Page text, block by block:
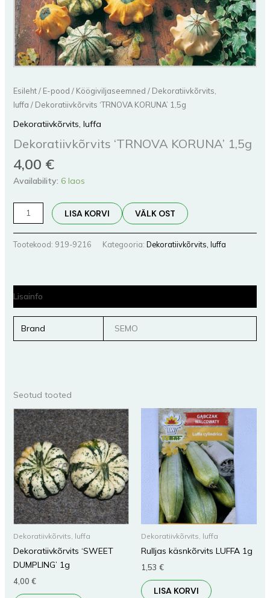
Esileht/ E-pood / Köögiviljaseemned / Dekoratiivkõrvits,
luffa / Dekoratiivkõrvits ‘TRNOVA KORUNA’ 1,5g
Dekoratiivkõrvits, luffa
Dekoratiivkõrvits ‘TRNOVA KORUNA’ 1,5g
4,00 €
Availability: 6 laos
LISA KORVI VÄLK OST
Tootekood: 919-9216 Kategooria: Dekoratiivkõrvits, luffa
Lisainfo
Brand SEMO
Seotud tooted
Dekoratiivkõrvits, luffa
Dekoratiivkõrvits ‘SWEET
DUMPLING’ 1g
4,00 €
Dekoratiivkõrvits, luffa
Rulljas käsnkõrvits LUFFA 1g
1,53 €
LISA KORVI